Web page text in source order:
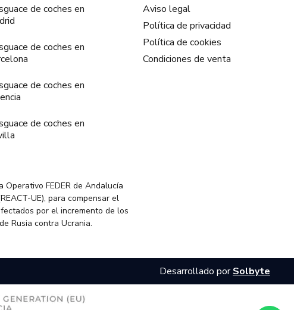
de coches en
de coches en
de coches en
de coches en
Aviso legal
Política de privacidad
Política de cookies
Condiciones de venta
FEDER de Andalucía
UE), para compensar el
por el incremento de los
Rusia contra Ucrania.
Desarrollado porSolbyte